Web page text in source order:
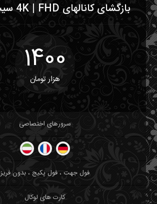
بازگشای کانالهای 4K | FHD سیسیکم VIP
1400
هزار تومان
سرورهای اختصاصی
فول جهت ، فول پکیج ، بدون فریز
کارت های لوکال